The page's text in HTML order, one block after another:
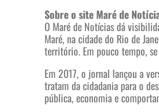
Sobre o site Maré de
O Maré de Notícias dá
Maré, na cidade do Rio de
território. Em pouco tempo,
Em 2017, o jornal lançou a
tratam da cidadania para o
pública, economia e